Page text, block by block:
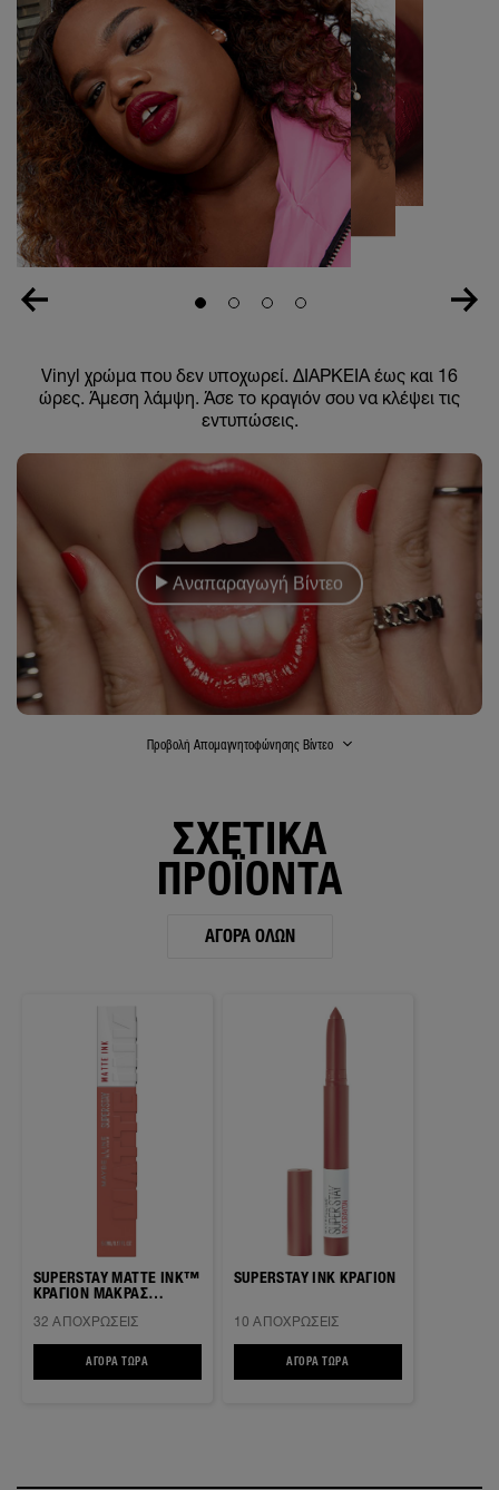
Slide 1Slide 2Slide 3Slide 4
Vinyl χρώμα που δεν υποχωρεί. ΔΙΑΡΚΕΙΑ έως και 16
ώρες. Άμεση λάμψη. Άσε το κραγιόν σου να κλέψει τις
εντυπώσεις.
Αναπαραγωγή Βίντεο
Προβολή Απομαγνητοφώνησης Βίντεο
ΣΧΕΤΙΚΑ
ΠΡΟΪΟΝΤΑ
ΑΓΟΡΆ ΌΛΩΝ
SUPERSTAY MATTE INK™
ΚΡΑΓΙΟΝ ΜΑΚΡΑΣ
32 ΑΠΟΧΡΏΣΕΙΣ
ΑΓΟΡΆ ΤΏΡΑ SUPERSTAY MATTE INK™ ΚΡΑΓΙΟΝ ΜΑΚΡΑΣ ΔΙΑΡΚΕΙΑΣ
SUPERSTAY INK ΚΡΑΓΙΟΝ
10 ΑΠΟΧΡΏΣΕΙΣ
ΑΓΟΡΆ ΤΏΡΑ